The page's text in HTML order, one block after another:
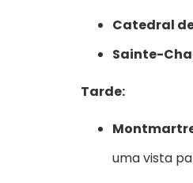
Catedral
Sainte-
Tarde:
uma vista